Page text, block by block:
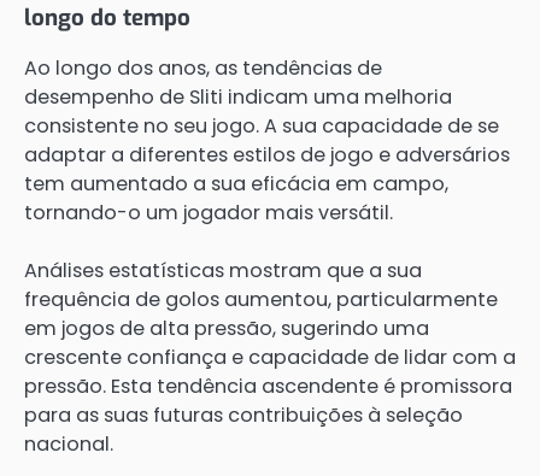
longo do tempo
Ao longo dos anos, as tendências de
desempenho de Sliti indicam uma melhoria
consistente no seu jogo. A sua capacidade de se
adaptar a diferentes estilos de jogo e adversários
tem aumentado a sua eficácia em campo,
tornando-o um jogador mais versátil.
Análises estatísticas mostram que a sua
frequência de golos aumentou, particularmente
em jogos de alta pressão, sugerindo uma
crescente confiança e capacidade de lidar com a
pressão. Esta tendência ascendente é promissora
para as suas futuras contribuições à seleção
nacional.